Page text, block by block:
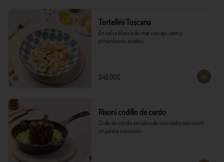
Tortellini Toscana
En salsa blanca de mar con ajo, vino y
pimentones asados.
$49.900
Risoni codillo de cerdo
Codo de cerdo en salsa de vino tinto con risoni
en pesto cremoso.​